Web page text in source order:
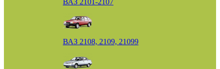
ВАЗ 2101-2107
ВАЗ 2108, 2109, 21099